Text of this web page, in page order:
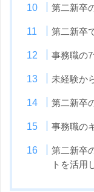
第二新卒
第二新卒
事務職の
未経験か
第二新卒
事務職の
第二新卒
トを活用